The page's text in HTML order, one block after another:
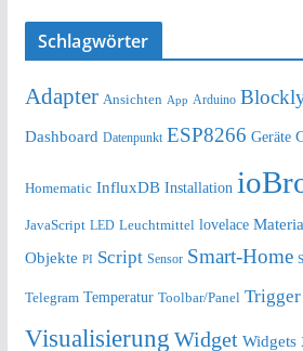
Schlagwörter
Adapter Ansichten App Arduino
Dashboard Datenpunkt ESP8266 Geräte
Homematic InfluxDB Installation
JavaScript LED Leuchtmittel lovelace
Objekte PI Script Sensor Smart-Home
Telegram Temperatur Toolbar/Panel Trigger
Visualisierung Widget Widgets